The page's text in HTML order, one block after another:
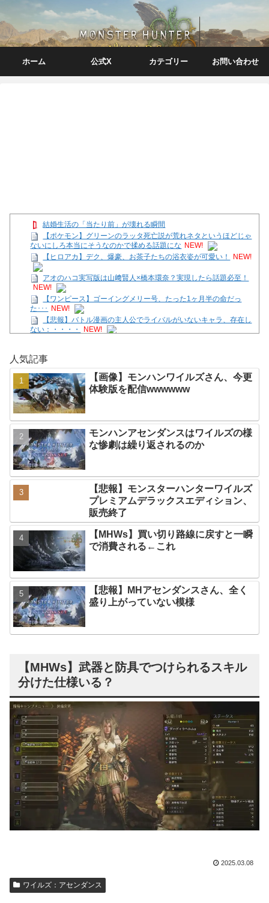
ホーム 公式X カテゴリー お問い合わせ
結婚生活の「当たり前」が壊れる瞬間
【ポケモン】グリーンのラッタ死亡説が荒れネタというほどじゃ
ないにしろ本当にそうなのかで揉める話題にな NEW!
【ヒロアカ】デク、爆豪、お茶子たちの浴衣姿が可愛い！
NEW!
アオのハコ実写版は山﨑賢人×橋本環奈？実現したら話題必至！
NEW!
【ワンピース】ゴーイングメリー号、たった1ヶ月半の命だっ
た･･･
NEW!
【悲報】バトル漫画の主人公でライバルがいないキャラ、存在し
ない：・・・・
NEW!
【画像】モンハンワイルズさん、サンブレイクに売上逆転されて
しまう
映画『8番出口』が金曜ロードショーにて放送 NEW!
【花騎士】叡智な顔つきで魔性さを持つアルテミシアへの反
応！！！ NEW!
【SS】花帆「つぐみちゃーん！ 一緒に海行こうよー！」
Powered by livedoor 相互RSS
人気記事
【画像】モンハンワイルズさん、今更
体験版を配信wwwwww
モンハンアセンダンスはワイルズの様
な惨劇は繰り返されるのか
【悲報】モンスターハンターワイルズ
プレミアムデラックスエディション、
販売終了
【MHWs】買い切り路線に戻すと一瞬
で消費される←これ
【悲報】MHアセンダンスさん、全く
盛り上がっていない模様
【MHWs】武器と防具でつけられるスキル
分けた仕様いる？
2025.03.08
ワイルズ：アセンダンス